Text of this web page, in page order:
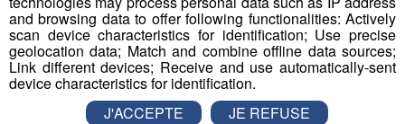
dans la Vallée du Trient:
and browsing data to offer following functionalities: Actively
scan device characteristics for identification; Use precise
geolocation data; Match and combine offline data sources;
Link different devices; Receive and use automatically-sent
device characteristics for identification.
J'ACCEPTE
JE REFUSE